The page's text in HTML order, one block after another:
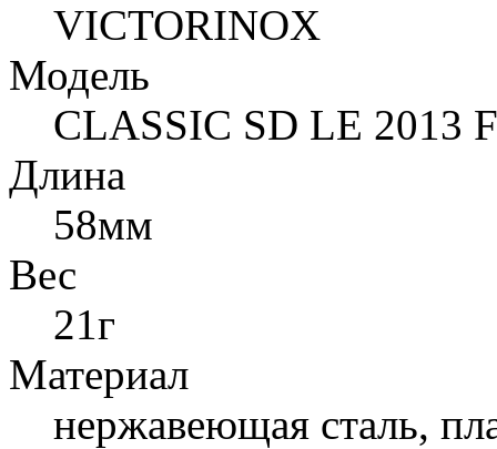
VICTORINOX
Модель
CLASSIC SD LE 2013
Длина
58мм
Вес
21г
Материал
нержавеющая сталь,